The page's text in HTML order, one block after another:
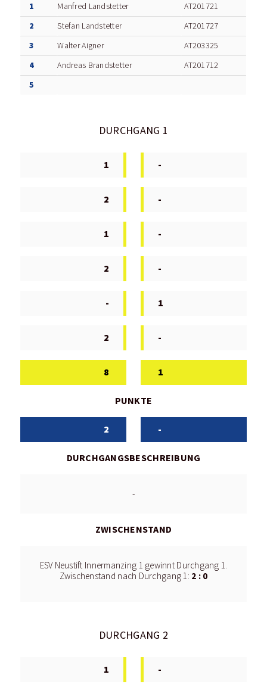
1 Manfred Landstetter AT201721
2 Stefan Landstetter AT201727
3 Walter Aigner AT203325
4 Andreas Brandstetter AT201712
5
DURCHGANG 1
1 -
2 -
1 -
2 -
- 1
2 -
8 1
PUNKTE
2 -
DURCHGANGSBESCHREIBUNG
-
ZWISCHENSTAND
ESV Neustift Innermanzing 1 gewinnt Durchgang 1.
Zwischenstand nach Durchgang 1: 2 : 0
DURCHGANG 2
1 -